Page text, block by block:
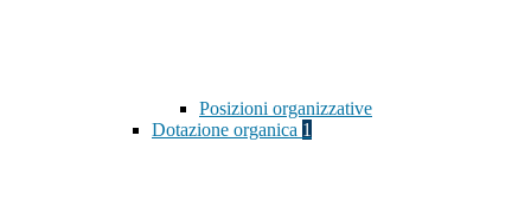
Posizioni organizzative
Dotazione organica 1